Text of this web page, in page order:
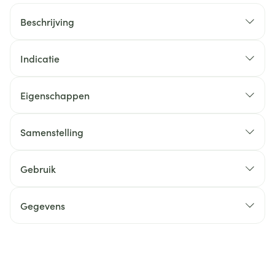
Beschrijving
Indicatie
Eigenschappen
Samenstelling
Gebruik
Gegevens